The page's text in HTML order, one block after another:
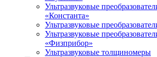
Ультразвуковые
«Константа»
Ультразвуковые
Ультразвуковые
«Физприбор»
Ультразвуковые толщиномеры